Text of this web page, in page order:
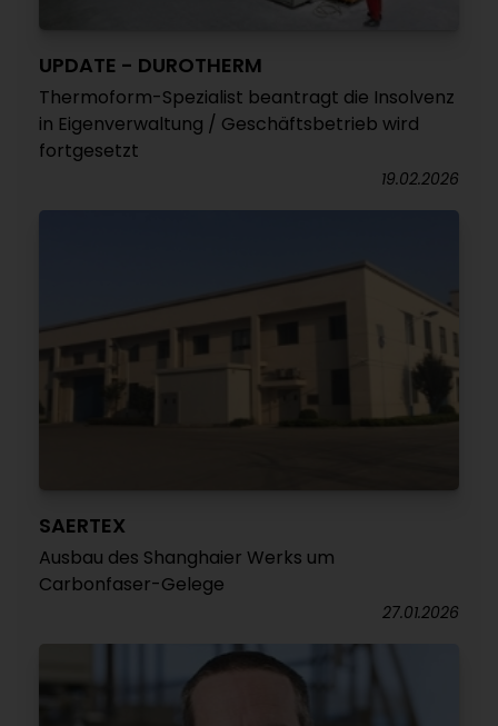
UPDATE - DUROTHERM
Thermoform-Spezialist beantragt die Insolvenz
in Eigenverwaltung / Geschäftsbetrieb wird
fortgesetzt
19.02.2026
SAERTEX
Ausbau des Shanghaier Werks um
Carbonfaser-Gelege
27.01.2026